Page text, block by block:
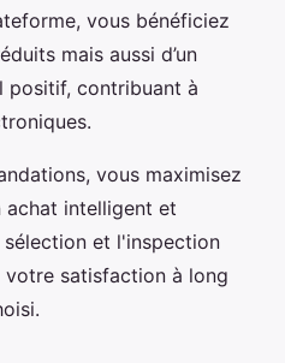
vous bénéficiez
mais aussi d’un
positif, contribuant à
vous maximisez
achat intelligent et
et l'inspection
votre satisfaction à long